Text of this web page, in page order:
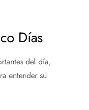
Días
del día,
entender su